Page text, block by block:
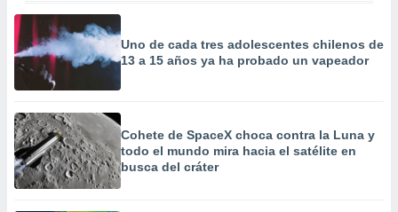
Uno de cada tres adolescentes chilenos de
13 a 15 años ya ha probado un vapeador
Cohete de SpaceX choca contra la Luna y
todo el mundo mira hacia el satélite en
busca del cráter